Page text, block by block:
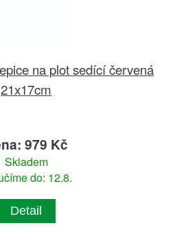
na plot sedící červená
21x17cm
979 Kč
Skladem
do: 12.8.
Detail